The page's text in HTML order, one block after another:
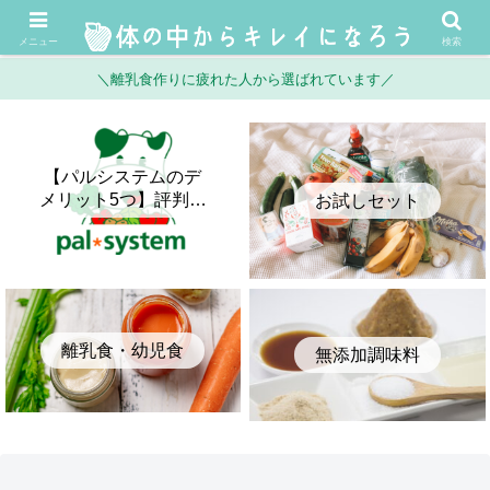
＼離乳食作りに疲れた人から選ばれています／
【パルシステムのデ
メリット5つ】評判・
口コミとメリットを
正直に比較してみた
お試しセット
離乳食・幼児食 無添加調味料
メニュー 検索